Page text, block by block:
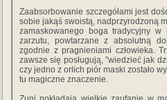
Zaabsorbowanie szczegółami jest
sobie jakąś swoistą, nadprzyrodzoną
zamaskowanego boga tradycyjny w
zarzutu, powtarzane z absolutną
zgodnie z pragnieniami człowieka.
zawsze się posługują, ”wiedzieć jak
czy jedno z orlich piór maski zostało
tu magiczne znaczenie.